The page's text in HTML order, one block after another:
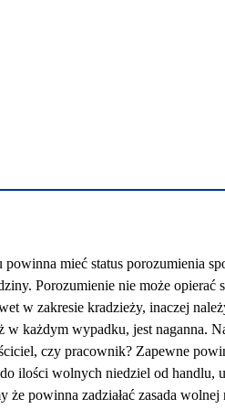
mieć status porozumienia
Porozumienie nie może opierać
w zakresie kradzieży, inaczej
w każdym wypadku, jest naganna.
czy pracownik? Zapewne
ilości wolnych niedziel od handlu,
powinna zadziałać zasada